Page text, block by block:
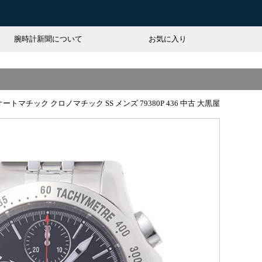
腕時計新聞について お気に入り
トマチック クロノマチック SS メンズ 79380P 436 中古 大黒屋